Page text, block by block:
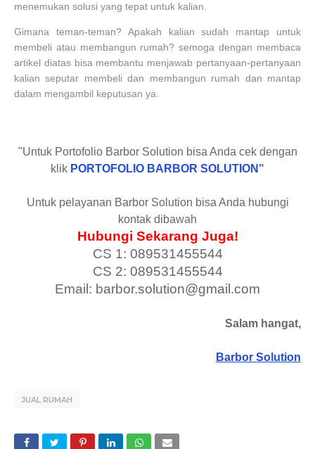
menemukan solusi yang tepat untuk kalian.
Gimana teman-teman? Apakah kalian sudah mantap untuk
membeli atau membangun rumah? semoga dengan membaca
artikel diatas bisa membantu menjawab pertanyaan-pertanyaan
kalian seputar membeli dan membangun rumah dan mantap
dalam mengambil keputusan ya.
"Untuk Portofolio Barbor Solution bisa Anda cek dengan
klik PORTOFOLIO BARBOR SOLUTION "
Untuk pelayanan Barbor Solution bisa Anda hubungi
kontak dibawah
Hubungi Sekarang Juga!
CS 1: 089531455544
CS 2: 089531455544
Email: barbor.solution@gmail.com
Salam hangat,
Barbor Solution
JUAL RUMAH